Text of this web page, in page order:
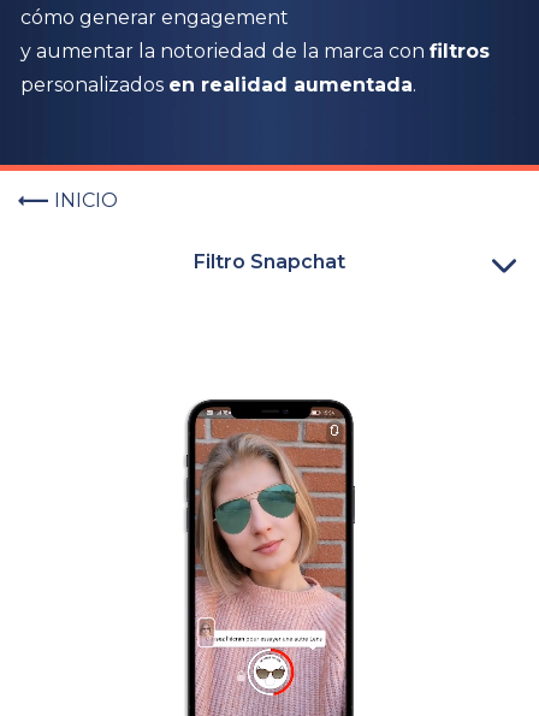
cómo generar engagement
y aumentar la notoriedad de la marca con filtros
personalizados en realidad aumentada.
INICIO
Filtro Snapchat